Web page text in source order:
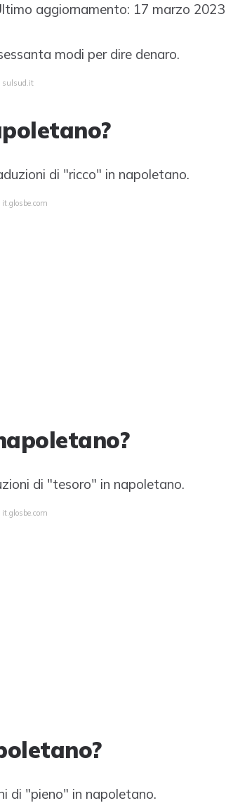
aggiornamento: 17 marzo 2023
modi per dire denaro.
sulsud.it
di "ricco" in napoletano.
di "tesoro" in napoletano.
di "pieno" in napoletano.